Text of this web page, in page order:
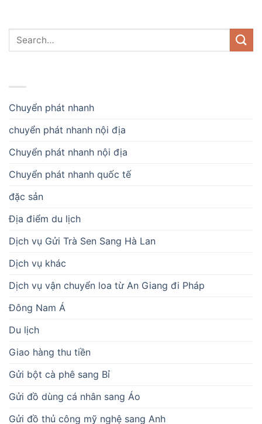
Chuyển phát nhanh
chuyển phát nhanh nội địa
Chuyển phát nhanh nội địa
Chuyển phát nhanh quốc tế
đặc sản
Địa điểm du lịch
Dịch vụ Gửi Trà Sen Sang Hà Lan
Dịch vụ khác
Dịch vụ vận chuyển loa từ An Giang đi Pháp
Đông Nam Á
Du lịch
Giao hàng thu tiền
Gửi bột cà phê sang Bỉ
Gửi đồ dùng cá nhân sang Áo
Gửi đồ thủ công mỹ nghệ sang Anh